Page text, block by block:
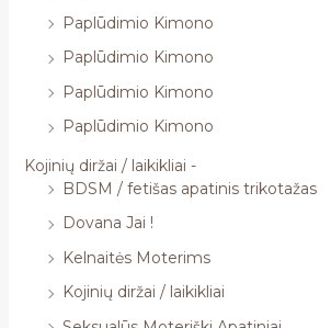
Paplūdimio Kimono
Paplūdimio Kimono
Paplūdimio Kimono
Paplūdimio Kimono
Kojinių diržai / laikikliai -
BDSM / fetišas apatinis trikotažas
Dovana Jai !
Kelnaitės Moterims
Kojinių diržai / laikikliai